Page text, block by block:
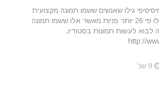
גילו שאנשים ששמו תמונה מקצועית
באתר הכרויות קיבלו פי 26 יותר פניות מאשר אלו ששמו תמונה
לבוא לעשות תמונות בסטודיו.
http://